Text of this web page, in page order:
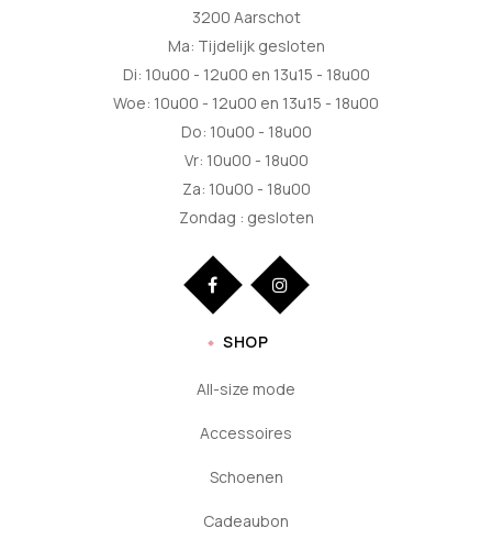
3200 Aarschot
Ma: Tijdelijk gesloten
Di: 10u00 - 12u00 en 13u15 - 18u00
Woe: 10u00 - 12u00 en 13u15 - 18u00
Do: 10u00 - 18u00
Vr: 10u00 - 18u00
Za: 10u00 - 18u00
Zondag : gesloten
SHOP
All-size mode
Accessoires
Schoenen
Cadeaubon